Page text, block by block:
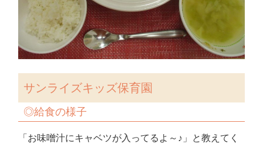
サンライズキッズ保育園
◎給食の様子
「お味噌汁にキャベツが入ってるよ～♪」と教えてく